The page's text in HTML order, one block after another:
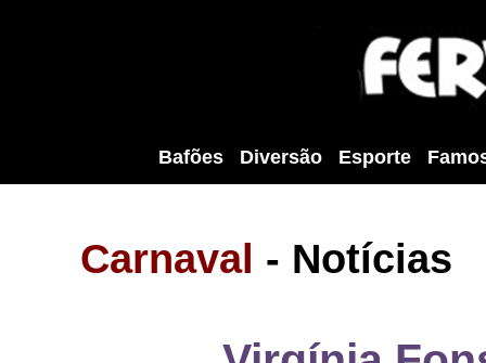
Bafões Diversão Esporte
Carnaval - Notícias